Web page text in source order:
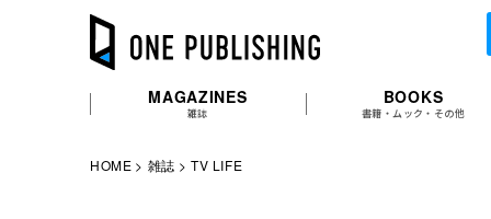
MAGAZINES
雑誌
BOOKS
書籍・ムック・その他
HOME 雑誌 TV LIFE